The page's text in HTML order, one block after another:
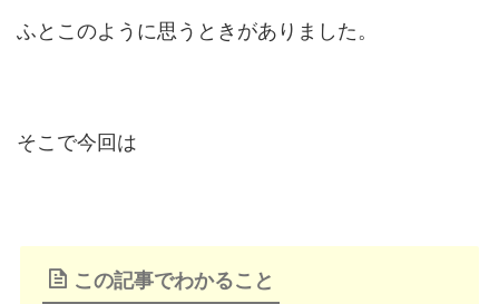
ふとこのように思うときがありました。
そこで今回は
この記事でわかること